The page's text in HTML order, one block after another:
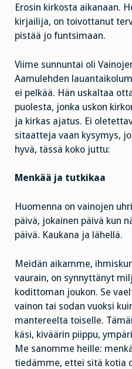
Erosin kirkosta aikanaan.
kirjailija, on toivottanut
pistää jo funtsimaan.
Viime sunnuntai oli
Aamulehden
ei pelkää. Hän uskaltaa
puolesta, jonka uskon
ja kirkas ajatus. Ei
sitaatteja vaan kysymys,
hyvä, tässä koko juttu:
Menkää ja tutkikaa
Huomenna on vainojen
päivä, jokainen päivä kun
päivä. Kaukana ja lähellä.
Meidän aikamme,
vaurain, on synnyttänyt
kodittoman joukon. Se
vainon tai sodan vuoksi
mantereelta toiselle.
käsi, kiväärin piippu,
Me sanomme heille:
tiedämme, ettei sitä kotia